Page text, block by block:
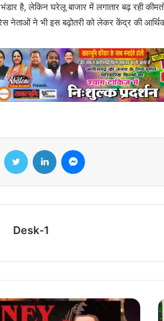
है, लेकिन घरेलू बाजार में लगातार बढ़ रही
नेताओं ने भी इस बढ़ोतरी को लेकर केंद्र की आर्थिक
Desk-1